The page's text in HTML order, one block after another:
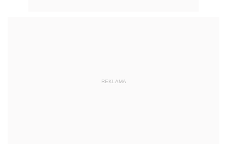
REKLAMA